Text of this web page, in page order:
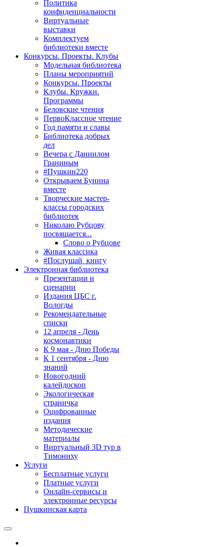
Политика
конфиденциальности
Виртуальные
выставки
Комплектуем
библиотеки вместе
Конкурсы. Проекты. Клубы
Модельная библиотека
Планы мероприятий
Конкурсы. Проекты
Клубы. Кружки.
Программы
Беловские чтения
ПервоКлассное чтение
Год памяти и славы
Библиотека добрых
дел
Вечера с Даниилом
Граниным
#Пушкин220
Открываем Бунина
вместе
Творческие мастер-
классы городских
библиотек
Николаю Рубцову
посвящается...
Слово о Рубцове
Живая классика
#Послушай_книгу
Электронная библиотека
Презентации и
сценарии
Издания ЦБС г.
Вологды
Рекомендательные
списки
12 апреля - День
космонавтики
К 9 мая - Дню Победы
К 1 сентября - Дню
знаний
Новогодний
калейдоскоп
Экологическая
страничка
Оцифрованные
издания
Методические
материалы
Виртуальный 3D тур в
Тимониху
Услуги
Бесплатные услуги
Платные услуги
Онлайн-сервисы и
электронные ресурсы
Пушкинская карта